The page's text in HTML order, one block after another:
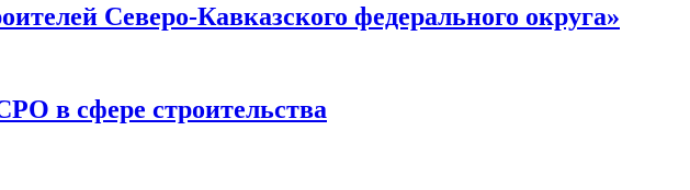
Северо-Кавказского федерального округа»
в сфере строительства